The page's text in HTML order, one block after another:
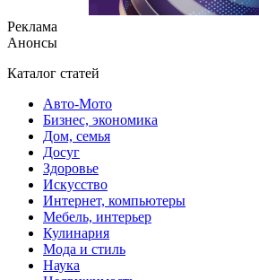
Реклама
Анонсы
Каталог статей
Авто-Мото
Бизнес, экономика
Дом, семья
Досуг
Здоровье
Искусство
Интернет, компьютеры
Мебель, интерьер
Кулинария
Мода и стиль
Наука